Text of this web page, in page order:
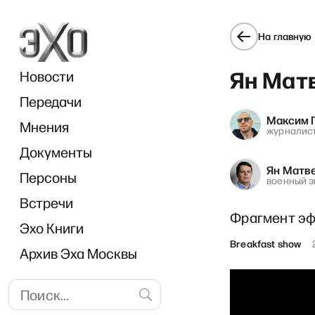
Новости
Передачи
Мнения
Документы
Персоны
Встречи
Эхо Книги
Архив Эха Москвы
На главную
Ян
Максим
Ян
военный
Фрагмент
Breakfast show
РЗВРТ